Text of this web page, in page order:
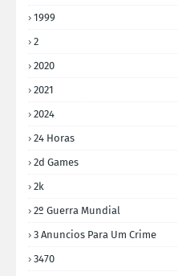
1999
2
2020
2021
2024
24 Horas
2d Games
2k
2º Guerra Mundial
3 Anuncios Para Um Crime
3470